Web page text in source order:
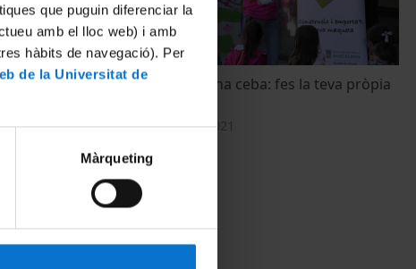
que puguin diferenciar la
amb el lloc web) i amb
hàbits de navegació). Per
de la Universitat de
Màrqueting
i joves i les
La terra com una ceba: fes la teva pròpia
23 September, 2021